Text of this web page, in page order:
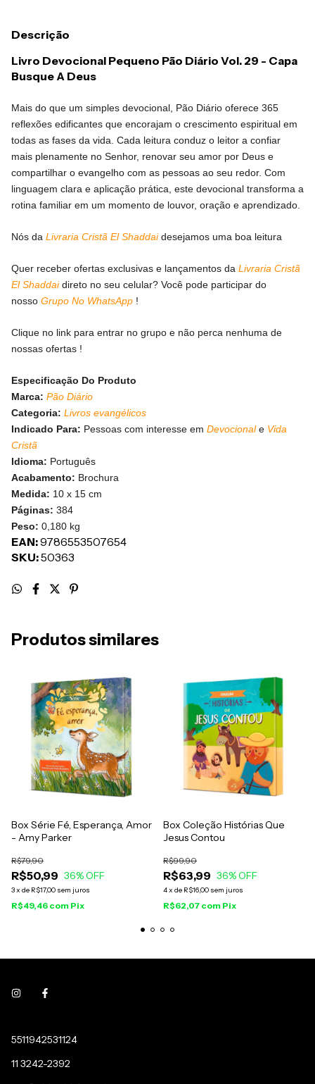
Descrição
Livro Devocional Pequeno Pão Diário Vol. 29 - Capa
Busque A Deus
Mais do que um simples devocional, Pão Diário oferece 365
reflexões edificantes que encorajam o crescimento espiritual em
todas as fases da vida. Cada leitura conduz o leitor a confiar
mais plenamente no Senhor, renovar seu amor por Deus e
compartilhar o evangelho com as pessoas ao seu redor. Com
linguagem clara e aplicação prática, este devocional transforma a
rotina familiar em um momento de louvor, oração e aprendizado.
Nós da Livraria Cristã El Shaddai desejamos uma boa leitura
Quer receber ofertas exclusivas e lançamentos da Livraria Cristã
El Shaddai direto no seu celular? Você pode participar do
nosso Grupo No WhatsApp !
Clique no link para entrar no grupo e não perca nenhuma de
nossas ofertas !
Especificação Do Produto
Marca: Pão Diário
Categoria: Livros evangélicos
Indicado Para: Pessoas com interesse em Devocionale Vida
Cristã
Idioma: Português
Acabamento: Brochura
Medida: 10 x 15 cm
Páginas: 384
Peso: 0,180 kg
EAN:9786553507654
SKU:50363
Produtos similares
Box Série Fé, Esperança, Amor
- Amy Parker
R$50,99
R$79,90
36% OFF
3x de R$17,00 sem juros
R$49,46 com Pix
Box Coleção Histórias Que
Jesus Contou
R$63,99
R$99,90
36% OFF
4x de R$16,00 sem juros
R$62,07 com Pix
5511942531124
11 3242-2392